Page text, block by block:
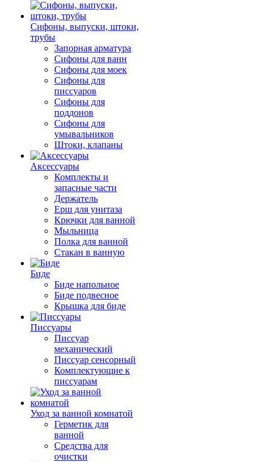
Сифоны, выпуски, штоки,
трубы
Запорная арматура
Сифоны для ванн
Сифоны для моек
Сифоны для
писсуаров
Сифоны для
поддонов
Сифоны для
умывальников
Штоки, клапаны
Аксессуары
Комплекты и
запасные части
Держатель
Ерш для унитаза
Крючки для ванной
Мыльница
Полка для ванной
Стакан в ванную
Биде
Биде напольное
Биде подвесное
Крышка для биде
Писсуары
Писсуар
механический
Писсуар сенсорный
Комплектующие к
писсуарам
Уход за ванной комнатой
Герметик для
ванной
Средства для
очистки